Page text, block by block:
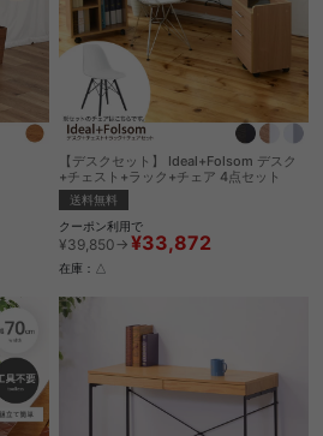
【デスクセット】 Ideal+Folsom デスク
+チェスト+ラック+チェア 4点セット
送料無料
クーポン利用で
¥39,850→ ¥33,872
在庫：△